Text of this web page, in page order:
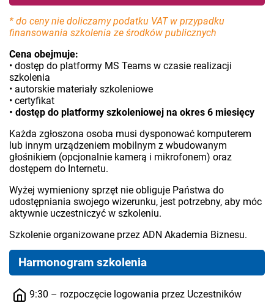
* do ceny nie doliczamy podatku VAT w przypadku
finansowania szkolenia ze środków publicznych
Cena obejmuje:
• dostęp do platformy MS Teams w czasie realizacji
szkolenia
• autorskie materiały szkoleniowe
• certyfikat
• dostęp do platformy szkoleniowej na okres 6 miesięcy
Każda zgłoszona osoba musi dysponować komputerem
lub innym urządzeniem mobilnym z wbudowanym
głośnikiem (opcjonalnie kamerą i mikrofonem) oraz
dostępem do Internetu.
Wyżej wymieniony sprzęt nie obliguje Państwa do
udostępniania swojego wizerunku, jest potrzebny, aby móc
aktywnie uczestniczyć w szkoleniu.
Szkolenie organizowane przez ADN Akademia Biznesu.
Harmonogram szkolenia
9:30 – rozpoczęcie logowania przez Uczestników